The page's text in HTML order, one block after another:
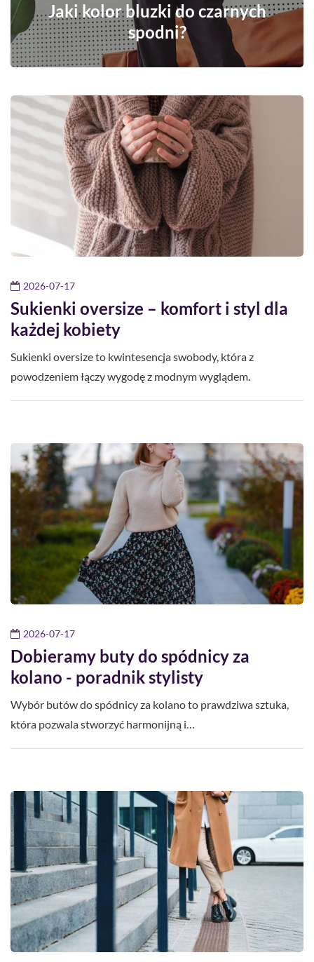
Jaki kolor bluzki do czarnych
spodni?
2026-07-17
Sukienki oversize – komfort i styl dla
każdej kobiety
Sukienki oversize to kwintesencja swobody, która z
powodzeniem łączy wygodę z modnym wyglądem.
2026-07-17
Dobieramy buty do spódnicy za
kolano - poradnik stylisty
Wybór butów do spódnicy za kolano to prawdziwa sztuka,
która pozwala stworzyć harmonijną i…